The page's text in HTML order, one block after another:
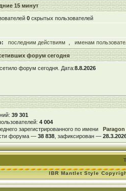
15 минут
0скрытых пользователей
последним действиям именам
форум сегодня
форум сегодня. Дата:8.8.2026
39 301
4 004
зарегистрированного по имени
Paragon
форума — 38 838, зафиксирован —
IBR Mantlet Style